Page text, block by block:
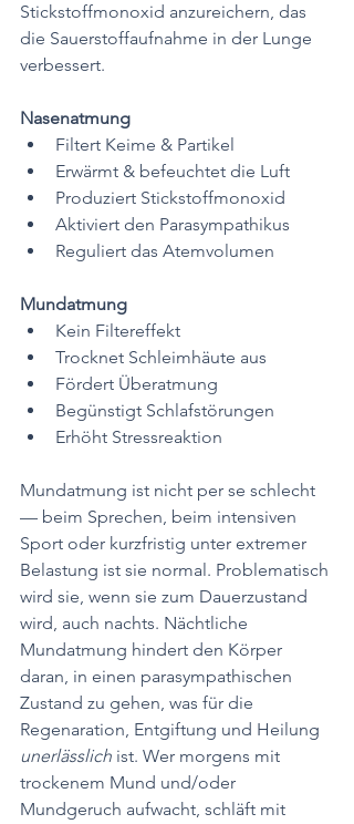
Stickstoffmonoxid anzureichern, das
die Sauerstoffaufnahme in der Lunge
verbessert.
Nasenatmung
Filtert Keime & Partikel
Erwärmt & befeuchtet die Luft
Produziert Stickstoffmonoxid
Aktiviert den Parasympathikus
Reguliert das Atemvolumen
Mundatmung
Kein Filtereffekt
Trocknet Schleimhäute aus
Fördert Überatmung
Begünstigt Schlafstörungen
Erhöht Stressreaktion
Mundatmung ist nicht per se schlecht
— beim Sprechen, beim intensiven
Sport oder kurzfristig unter extremer
Belastung ist sie normal. Problematisch
wird sie, wenn sie zum Dauerzustand
wird, auch nachts. Nächtliche
Mundatmung hindert den Körper
daran, in einen parasympathischen
Zustand zu gehen, was für die
Regenaration, Entgiftung und Heilung
unerlässlich ist. Wer morgens mit
trockenem Mund und/oder
Mundgeruch aufwacht, schläft mit